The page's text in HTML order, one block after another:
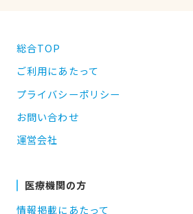
総合TOP
ご利用にあたって
プライバシーポリシー
お問い合わせ
運営会社
医療機関の方
情報掲載にあたって